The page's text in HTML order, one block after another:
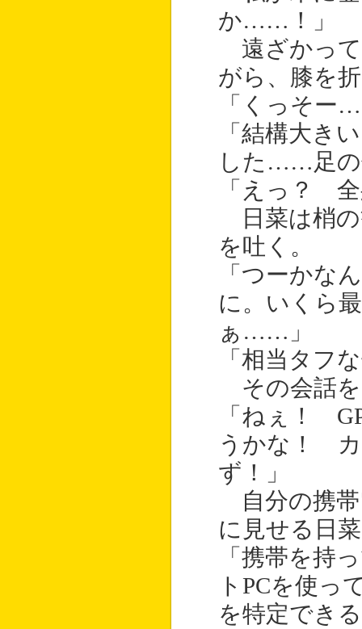
か……！」
遠ざかって
がら、膝を
「くっそ
「結構大き
した……足の
「えっ？
日菜は梢の
を吐く。
「つーかな
に。いくら
ぁ……」
「相当タフ
その会話を
「ねぇ！
うかな！ カ
ず！」
自分の携帯
に見せる日
「携帯を持
トPCを使っ
を特定でき